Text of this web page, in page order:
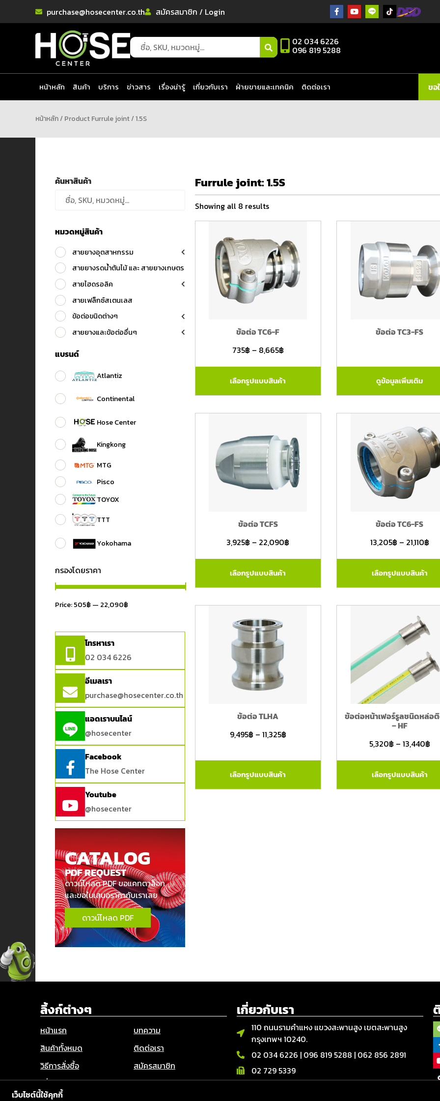
purchase@hosecenter.co.th สมัครสมาชิก / Login
02 034 6226
096 819 5288
หน้าหลัก สินค้า บริการ ข่าวสาร เรื่องน่ารู้ เกี่ยวกับเรา ฝ่ายขายและเทคนิค ติดต่อเรา ขอ
หน้าหลัก/ Product Furrule joint / 1.5S
ค้นหาสินค้า
หมวดหมู่สินค้า
สายยางอุตสาหกรรม
สายยางรดน้ำต้นไม้ และ สายยางเกษตร
สายไฮดรอลิค
สายเฟล็กซ์สเตนเลส
ข้อต่อขนิดต่างๆ
สายยางและข้อต่ออื่นๆ
แบรนด์
Atlantiz
Continental
Hose Center
Kingkong
MTG
Pisco
TOYOX
TTT
Yokohama
กรองโดยราคา
Price:505฿ — 22,090฿
โทรหาเรา
02 034 6226
อีเมลเรา
purchase@hosecenter.co.th
แอดเราบนไลน์
@hosecenter
Facebook
The Hose Center
Youtube
@hosecenter
CATALOG
PDF REQUEST
ดาวน์โหลด PDF ขอแคทตาล็อก
และขอใบเสนอราคากับเราเลย
ดาวน์โหลด PDF
Furrule joint:1.5S
Showing all 8 results
ข้อต่อ TC6-F
735฿ – 8,665฿
เลือกรูปแบบสินค้า
ข้อต่อ TC3-FS
ดูข้อมูลเพิ่มเติม
ข้อต่อ TCFS
3,925฿ – 22,090฿
เลือกรูปแบบสินค้า
ข้อต่อ TC6-FS
13,205฿ – 21,110฿
เลือกรูปแบบสินค้า
ข้อต่อ TLHA
9,495฿ – 11,325฿
เลือกรูปแบบสินค้า
ข้อต่อหน้าเฟอร์รูลชนิดหล่อ
– HF
5,320฿ – 13,440฿
เลือกรูปแบบสินค้า
ลิ้งก์ต่างๆ
หน้าแรก
บทความ
สินค้าทั้งหมด
ติดต่อเรา
วิธีการสั่งซื้อ
สมัครสมาชิก
เกี่ยวกับเรา
Privacy Policy
เกี่ยวกับเรา
110 ถนนรามคำแหง แขวงสะพานสูง เขตสะพานสูง
กรุงเทพฯ 10240.
02 034 6226 | 096 819 5288 | 062 856 2891
02 729 5339
เว็บไซต์นี้ใช้คุกกี้